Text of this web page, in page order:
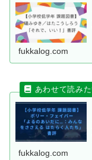
fukkalog.com
fukkalog.com